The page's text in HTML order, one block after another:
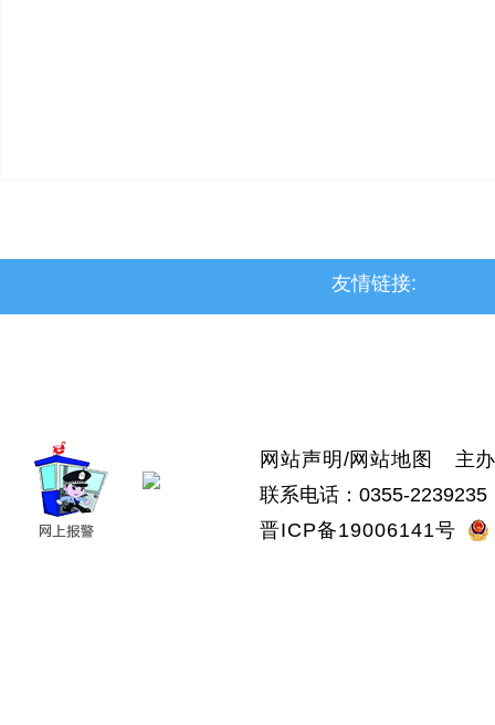
友情链接:
网站声明 /网站地图
主办
联系电话：0355-
晋ICP备19006141号